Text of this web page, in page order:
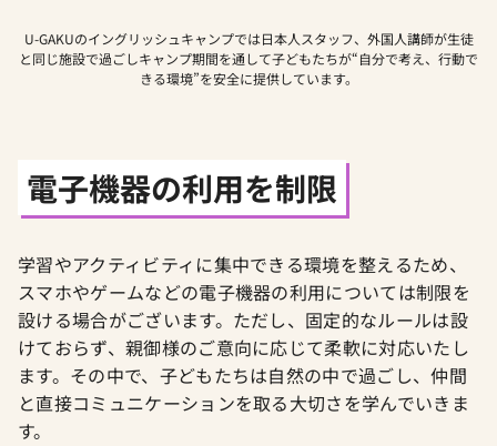
U-GAKUのイングリッシュキャンプでは日本人スタッフ、外国人講師が生徒
と同じ施設で過ごしキャンプ期間を通して子どもたちが“自分で考え、行動で
きる環境”を安全に提供しています。
電子機器の利用を制限
学習やアクティビティに集中できる環境を整えるため、
スマホやゲームなどの電子機器の利用については制限を
設ける場合がございます。ただし、固定的なルールは設
けておらず、親御様のご意向に応じて柔軟に対応いたし
ます。その中で、子どもたちは自然の中で過ごし、仲間
と直接コミュニケーションを取る大切さを学んでいきま
す。